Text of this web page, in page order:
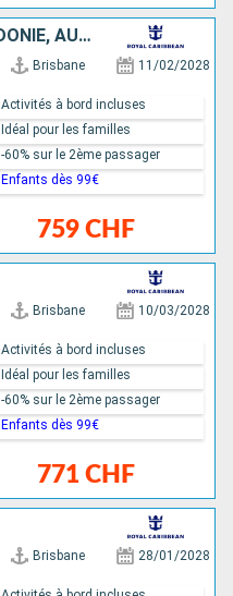
VANUATU, NOUVELLE-CALÉDONIE, AUSTRALIE
Brisbane 11/02/2028
759 CHF
Activités à bord incluses
Idéal pour les familles
-60% sur le 2ème passager
Enfants dès 99€
Brisbane 10/03/2028
771 CHF
Activités à bord incluses
Idéal pour les familles
-60% sur le 2ème passager
Enfants dès 99€
Brisbane 28/01/2028